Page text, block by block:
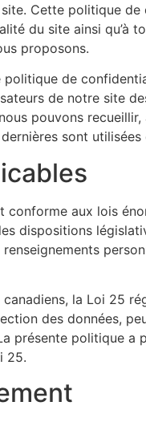
Cette politique
du site ainsi qu’à
proposons.
politique de
de notre site
pouvons recueillir,
sont utilisées
conforme aux lois
dispositions
canadiens, la Loi 25
des données,
présente politique a
25.